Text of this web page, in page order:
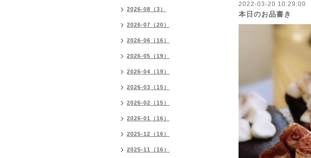
2022-03-20 10:29:00
本日のお品書き
2026-08（3）
2026-07（20）
2026-06（16）
2026-05（19）
2026-04（19）
2026-03（15）
2026-02（15）
2026-01（16）
2025-12（16）
2025-11（16）